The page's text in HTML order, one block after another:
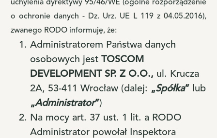
uchylenia dyrektywy 95/46/WE (ogólne rozporządzenie
o ochronie danych - Dz. Urz. UE L 119 z 04.05.2016),
zwanego RODO informuję, że:
Administratorem Państwa danych
osobowych jest TOSCOM
DEVELOPMENT SP. Z O.O., ul. Krucza
2A, 53-411 Wrocław (dalej: „Spółka” lub
„Administrator”)
Na mocy art. 37 ust. 1 lit. a RODO
Administrator powołał Inspektora